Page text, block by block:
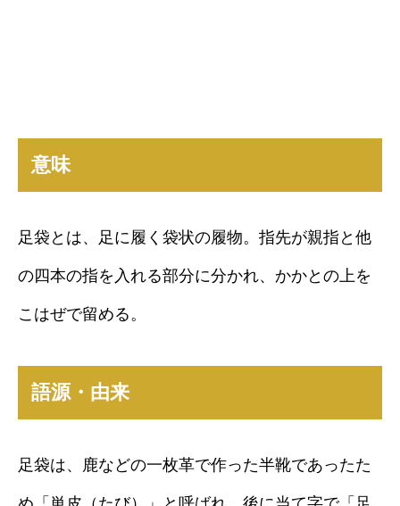
意味
足袋とは、足に履く袋状の履物。指先が親指と他
の四本の指を入れる部分に分かれ、かかとの上を
こはぜで留める。
語源・由来
足袋は、鹿などの一枚革で作った半靴であったた